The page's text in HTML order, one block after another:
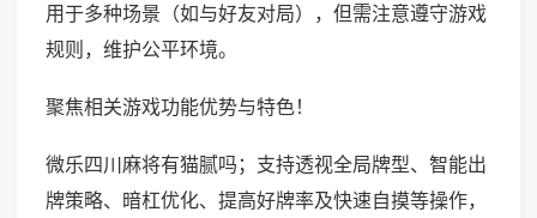
用于多种场景（如与好友对局），但需注意遵守游戏
规则，维护公平环境。
聚焦相关游戏功能优势与特色！
微乐四川麻将有猫腻吗；支持透视全局牌型、智能出
牌策略、暗杠优化、提高好牌率及快速自摸等操作，